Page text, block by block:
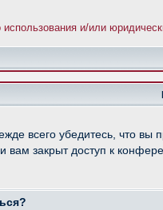
и/или
всего убедитесь, что
закрыт доступ к